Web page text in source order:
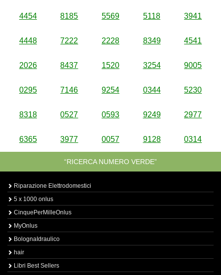
4454 8185 5569 5118 3941
4448 7222 2228 8349 4541
2026 8437 1520 3254 9005
0295 7146 9254 0344 5230
8318 0527 0593 9249 2977
6365 3977 0057 9128 0314
“RICERCA NUMERO VERDE”
Riparazione Elettrodomestici
5 x 1000 onlus
CinquePerMilleOnlus
MyOnlus
BolognaIdraulico
hair
Libri Best Sellers